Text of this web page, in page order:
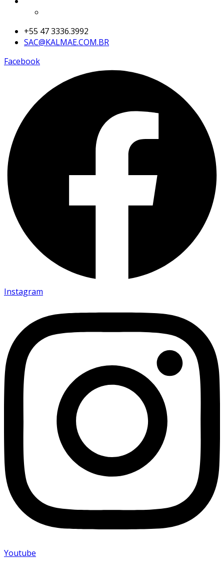
+55 47 3336.3992
SAC@KALMAE.COM.BR
Facebook
Instagram
Youtube